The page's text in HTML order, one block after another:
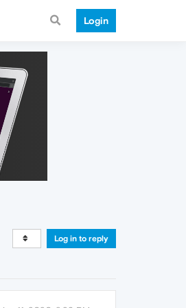
Login
Log in to reply